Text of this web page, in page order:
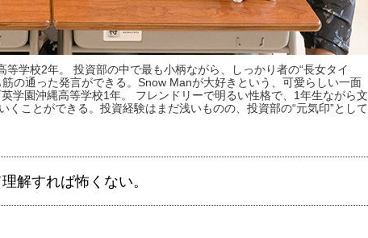
学校2年。 投資部の中で最も小柄ながら、しっかり者の“長女タイ
の通った発言ができる。Snow Manが大好きという、可愛らしい一面
学園沖縄高等学校1年。 フレンドリーで明るい性格で、1年生ながら文
ことができる。投資経験はまだ浅いものの、投資部の“元気印”として
解すれば怖くない。